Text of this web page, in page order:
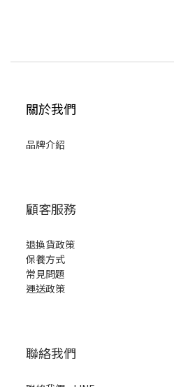
關於我們
品牌介紹
顧客服務
退換貨政策
保養方式
常見問題
運送政策
聯絡我們